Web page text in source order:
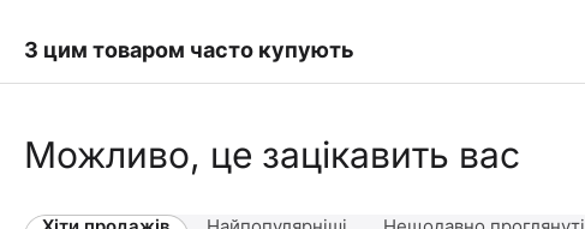
З цим товаром часто купують
Можливо, це зацікавить вас